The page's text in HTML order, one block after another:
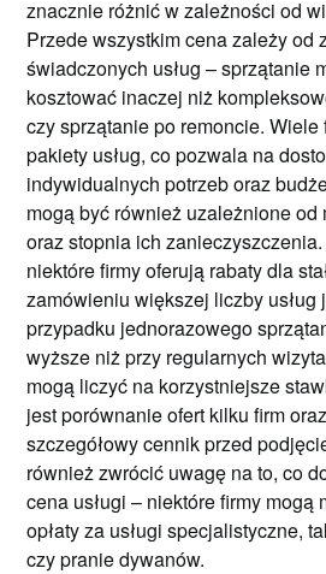
znacznie różnić w zależności od
Przede wszystkim cena zależy od
świadczonych usług – sprzątanie
kosztować inaczej niż
czy sprzątanie po remoncie. Wiele
pakiety usług, co pozwala na
indywidualnych potrzeb oraz
mogą być również uzależnione od
oraz stopnia ich
niektóre firmy oferują rabaty dla
zamówieniu większej liczby usług
przypadku jednorazowego
wyższe niż przy regularnych
mogą liczyć na korzystniejsze
jest porównanie ofert kilku firm
szczegółowy cennik przed
również zwrócić uwagę na to, co
cena usługi – niektóre firmy mogą
opłaty za usługi specjalistyczne,
czy pranie dywanów.